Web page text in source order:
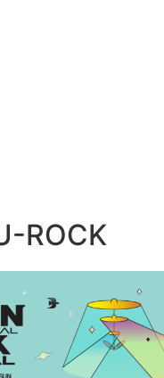
ROCK